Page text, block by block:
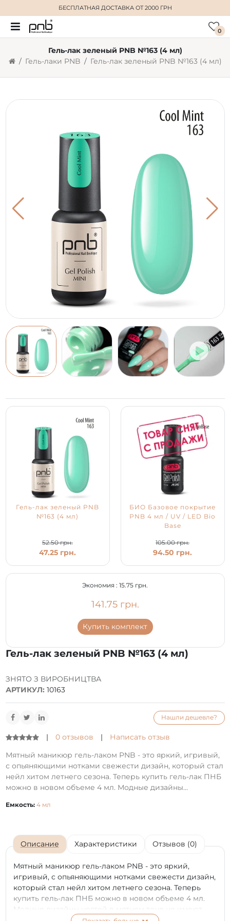
БЕСПЛАТНАЯ ДОСТАВКАОТ 2000 ГРН
0
Гель-лак зеленый PNB №163 (4 мл)
Гель-лаки PNB
Гель-лак зеленый PNB №163 (4 мл)
Гель-лак зеленый PNB №163 (4 мл)
| 0 отзывов |
Написать отзыв
Мятный маникюр гель-лаком PNB - это яркий, игривый,
с опьяняющими нотками свежести дизайн, который стал
нейл хитом летнего сезона. Теперь купить гель-лак ПНБ
можно в новом объеме 4 мл. Модные дизайны...
Емкость: 4 мл
ЗНЯТО З ВИРОБНИЦТВА
АРТИКУЛ: 10163
Нашли дешевле?
Гель-лак зеленый PNB
№163 (4 мл)
52.50 грн.
47.25 грн.
БИО Базовое покрытие
PNB 4 мл / UV / LED Bio
Base
105.00 грн.
94.50 грн.
Экономия : 15.75 грн.
141.75 грн.
Купить комплект
Описание Характеристики Отзывов (0)
Мятный маникюр гель-лаком PNB - это яркий,
игривый, с опьяняющими нотками свежести дизайн,
который стал нейл хитом летнего сезона. Теперь
купить гель-лак ПНБ можно в новом объеме 4 мл.
Модные дизайны ногтей в мятном тоне не имеют